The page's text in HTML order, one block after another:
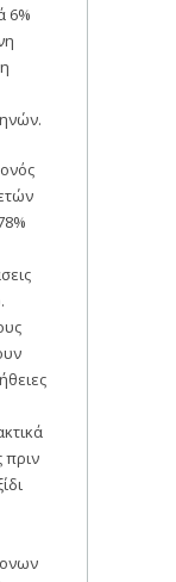
6%
πριν